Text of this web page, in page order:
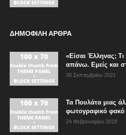
ΔΗΜΟΦΙΛΗ ΑΡΘΡΑ
«Είσαι Έλληνας;
απάνω. Εμείς και
30 Σεπτεμβρίου 2021
Τα Πουλάτα μιας
φωτογραφικό φακό
24 Φεβρουαρίου 2018